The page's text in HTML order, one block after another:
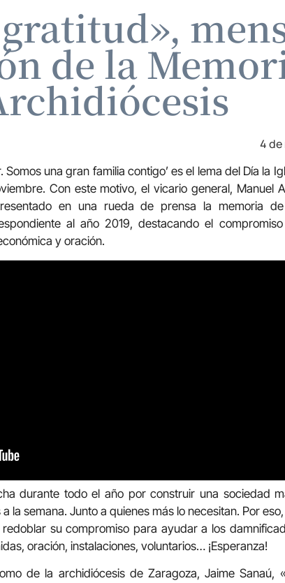
de la
4
Somos una gran familia contigo’ es el lema del Día la
Con este motivo, el vicario general, Manuel
en una rueda de prensa la memoria
al año 2019, destacando el
y oración.
durante todo el año por construir una sociedad
la semana. Junto a quienes más lo necesitan. Por
su compromiso para ayudar a los
oración, instalaciones, voluntarios… ¡Esperanza!
de la archidiócesis de Zaragoza, Jaime Sanaú,